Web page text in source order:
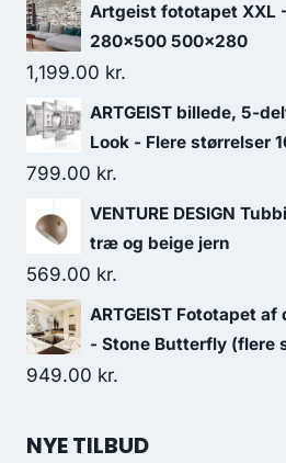
Artgeist fototapet XXL
280x500 500x280
1,199.00 kr.
ARTGEIST billede, 5-
Look - Flere størrelser
799.00 kr.
VENTURE DESIGN
træ og beige jern
569.00 kr.
ARTGEIST Fototapet
- Stone Butterfly (flere
949.00 kr.
NYE TILBUD